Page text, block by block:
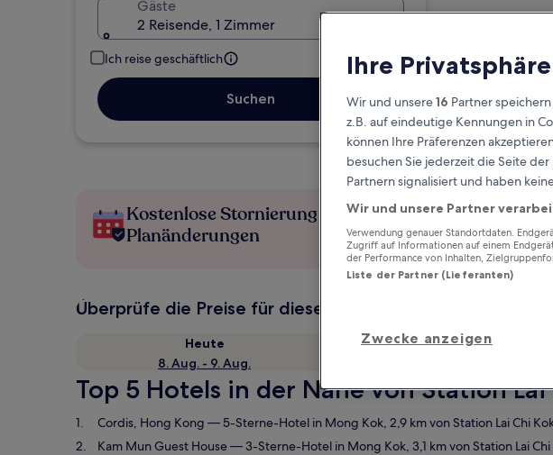
Gäste
2 Reisende, 1 Zimmer
Ich reise geschäftlich
Suchen
Kostenlose Stornierung bei
Planänderungen
Überprüfe die Preise für diese Daten
Heute
8. Aug. - 9. Aug.
Morgen
Top 5 Hotels in der Nähe von Station
Cordis, Hong Kong — 5-Sterne-Hotel in Mong Kok, 2,9 km von Station Lai Chi
Kam Mun Guest House— 3-Sterne-Hotel in Mong Kok, 3,1 km von Station Lai
Ihre
Wir und unsere16 Partner
z.B. auf eindeutige Kennungen in
können Ihre Präferenzen
besuchen Sie jederzeit die Seite
Partnern signalisiert und haben
Wir und unsere Partner
Verwendung genauer Standortdaten.
Zugriff auf Informationen auf einem
der Performance von Inhalten,
Liste der Partner (Lieferanten)
Zwecke anzeigen